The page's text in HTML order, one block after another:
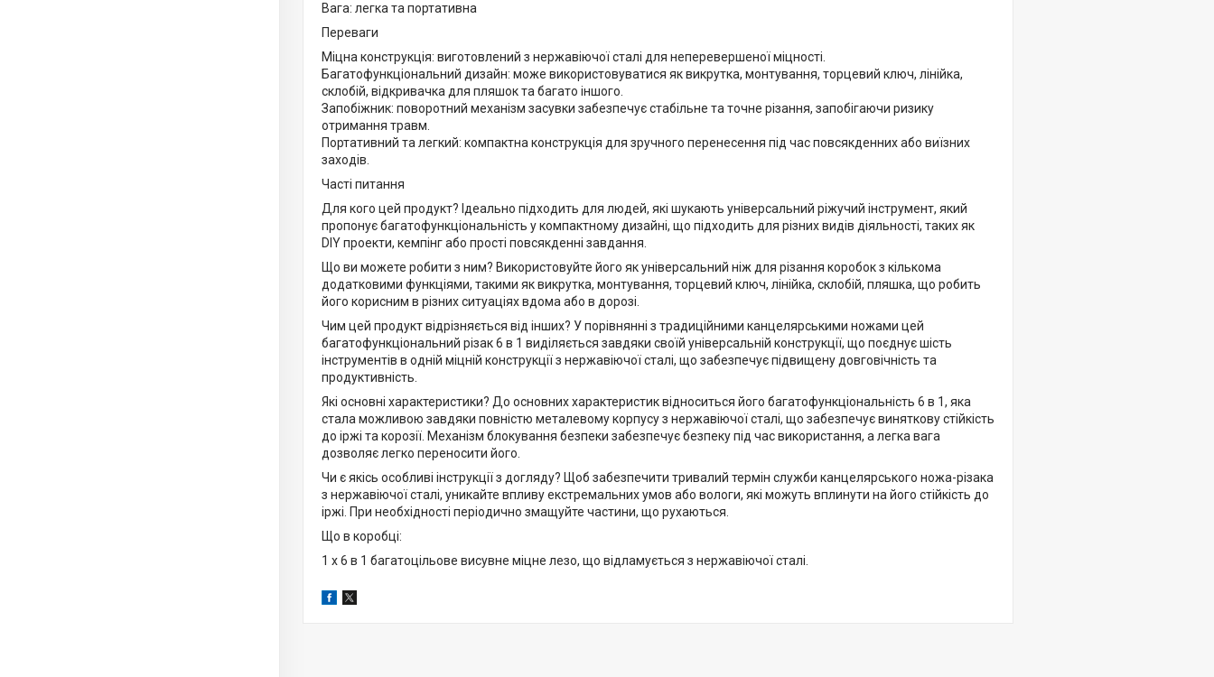
Вага: легка та портативна
Переваги
Міцна конструкція: виготовлений з нержавіючої сталі для неперевершеної міцності.
Багатофункціональний дизайн: може використовуватися як викрутка, монтування, торцевий ключ, лінійка,
склобій, відкривачка для пляшок та багато іншого.
Запобіжник: поворотний механізм засувки забезпечує стабільне та точне різання, запобігаючи ризику
отримання травм.
Портативний та легкий: компактна конструкція для зручного перенесення під час повсякденних або виїзних
заходів.
Часті питання
Для кого цей продукт? Ідеально підходить для людей, які шукають універсальний ріжучий інструмент, який
пропонує багатофункціональність у компактному дизайні, що підходить для різних видів діяльності, таких як
DIY проекти, кемпінг або прості повсякденні завдання.
Що ви можете робити з ним? Використовуйте його як універсальний ніж для різання коробок з кількома
додатковими функціями, такими як викрутка, монтування, торцевий ключ, лінійка, склобій, пляшка, що робить
його корисним в різних ситуаціях вдома або в дорозі.
Чим цей продукт відрізняється від інших? У порівнянні з традиційними канцелярськими ножами цей
багатофункціональний різак 6 в 1 виділяється завдяки своїй універсальній конструкції, що поєднує шість
інструментів в одній міцній конструкції з нержавіючої сталі, що забезпечує підвищену довговічність та
продуктивність.
Які основні характеристики? До основних характеристик відноситься його багатофункціональність 6 в 1, яка
стала можливою завдяки повністю металевому корпусу з нержавіючої сталі, що забезпечує виняткову стійкість
до іржі та корозії. Механізм блокування безпеки забезпечує безпеку під час використання, а легка вага
дозволяє легко переносити його.
Чи є якісь особливі інструкції з догляду? Щоб забезпечити тривалий термін служби канцелярського ножа-різака
з нержавіючої сталі, уникайте впливу екстремальних умов або вологи, які можуть вплинути на його стійкість до
іржі. При необхідності періодично змащуйте частини, що рухаються.
Що в коробці:
1 x 6 в 1 багатоцільове висувне міцне лезо, що відламується з нержавіючої сталі.